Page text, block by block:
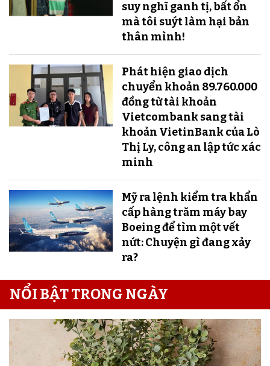
suy nghĩ ganh tị, bất ổn
mà tôi suýt làm hại bản
thân mình!
Phát hiện giao dịch
chuyển khoản 89.760.000
đồng từ tài khoản
Vietcombank sang tài
khoản VietinBank của Lò
Thị Ly, công an lập tức xác
minh
Mỹ ra lệnh kiểm tra khẩn
cấp hàng trăm máy bay
Boeing để tìm một vết
nứt: Chuyện gì đang xảy
ra?
NỔI BẬT TRONG NGÀY